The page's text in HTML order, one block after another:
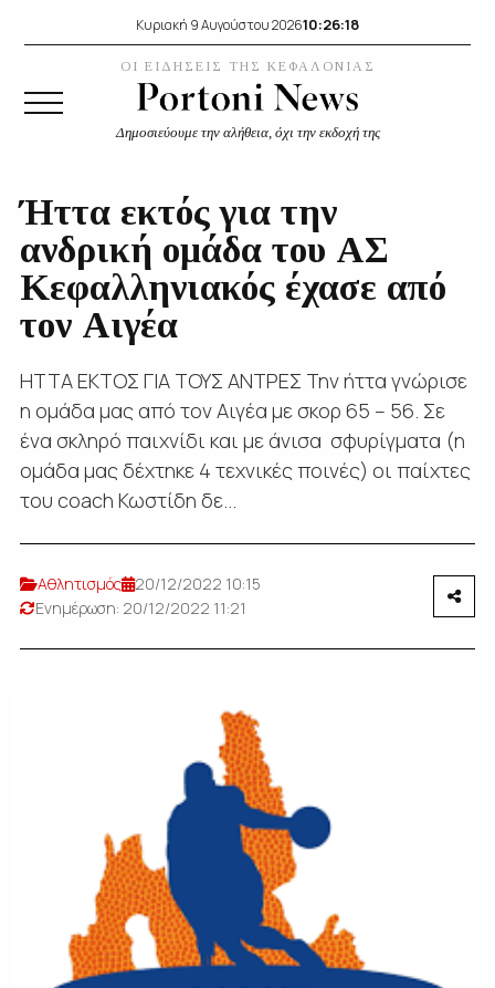
Κυριακή 9 Αυγούστου 202610:26:18
ΟΙ ΕΙΔΗΣΕΙΣ ΤΗΣ ΚΕΦΑΛΟΝΙΑΣ
Δημοσιεύουμε την αλήθεια, όχι την εκδοχή της
Ήττα εκτός για την
ανδρική ομάδα του ΑΣ
Κεφαλληνιακός έχασε από
τον Αιγέα
ΗΤΤΑ ΕΚΤΟΣ ΓΙΑ ΤΟΥΣ ΑΝΤΡΕΣ Την ήττα γνώρισε
η ομάδα μας από τον Αιγέα με σκορ 65 – 56. Σε
ένα σκληρό παιχνίδι και με άνισα σφυρίγματα (η
ομάδα μας δέχτηκε 4 τεχνικές ποινές) οι παίχτες
του coach Κωστίδη δε...
Αθλητισμός
20/12/2022 10:15
Ενημέρωση: 20/12/2022 11:21